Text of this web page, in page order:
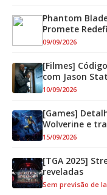
Phantom
Promete
09/09/2026
[Filmes]
com Jason
10/09/2026
[Games]
Wolverine e
15/09/2026
[TGA 2025]
reveladas
Sem previsão de